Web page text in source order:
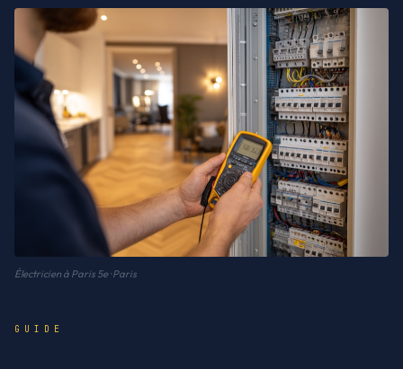
Électricien à Paris 5e · Paris
GUIDE